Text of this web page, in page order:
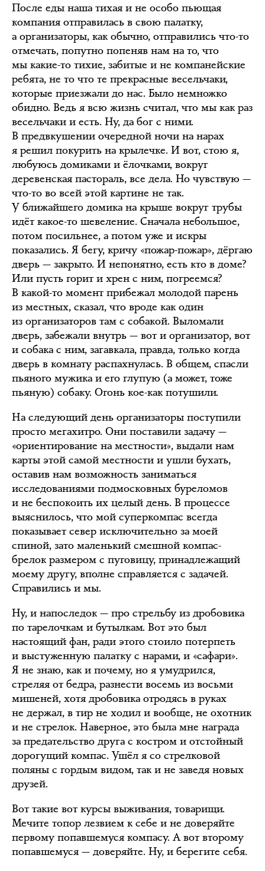
После еды наша тихая и не особо пьющая
компания отправилась в свою палатку,
а организаторы, как обычно, отправились что-то
отмечать, попутно попеняв нам на то, что
мы какие-то тихие, забитые и не компанейские
ребята, не то что те прекрасные весельчаки,
которые приезжали до нас. Было немножко
обидно. Ведь я всю жизнь считал, что мы как раз
весельчаки и есть. Ну, да бог с ними.
В предвкушении очередной ночи на нарах
я решил покурить на крылечке. И вот, стою я,
любуюсь домиками и ёлочками, вокруг
деревенская пастораль, все дела. Но чувствую —
что-то во всей этой картине не так.
У ближайшего домика на крыше вокруг трубы
идёт какое-то шевеление. Сначала небольшое,
потом посильнее, а потом уже и искры
показались. Я бегу, кричу «пожар-пожар», дёргаю
дверь — закрыто. И непонятно, есть кто в доме?
Или пусть горит и хрен с ним, погреемся?
В какой-то момент прибежал молодой парень
из местных, сказал, что вроде как один
из организаторов там с собакой. Выломали
дверь, забежали внутрь — вот и организатор, вот
и собака с ним, загавкала, правда, только когда
дверь в комнату распахнулась. В общем, спасли
пьяного мужика и его глупую (а может, тоже
пьяную) собаку. Огонь кое-как потушили.
На следующий день организаторы поступили
просто мегахитро. Они поставили задачу —
«ориентирование на местности», выдали нам
карты этой самой местности и ушли бухать,
оставив нам возможность заниматься
исследованиями подмосковных буреломов
и не беспокоить их целый день. В процессе
выяснилось, что мой суперкомпас всегда
показывает север исключительно за моей
спиной, зато маленький смешной компас-
брелок размером с пуговицу, принадлежащий
моему другу, вполне справляется с задачей.
Справились и мы.
Ну, и напоследок — про стрельбу из дробовика
по тарелочкам и бутылкам. Вот это был
настоящий фан, ради этого стоило потерпеть
и выстуженную палатку с нарами, и «сафари».
Я не знаю, как и почему, но я умудрился,
стреляя от бедра, разнести восемь из восьми
мишеней, хотя дробовика отродясь в руках
не держал, в тир не ходил и вообще, не охотник
и не стрелок. Наверное, это была мне награда
за предательство друга с костром и отстойный
дорогущий компас. Ушёл я со стрелковой
поляны с гордым видом, так и не заведя новых
друзей.
Вот такие вот курсы выживания, товарищи.
Мечите топор лезвием к себе и не доверяйте
первому попавшемуся компасу. А вот второму
попавшемуся — доверяйте. Ну, и берегите себя.